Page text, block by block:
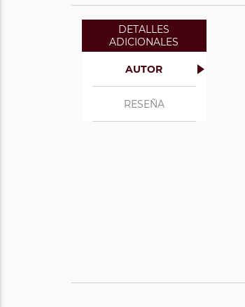
DETALLES
ADICIONALES
AUTOR
RESEÑA